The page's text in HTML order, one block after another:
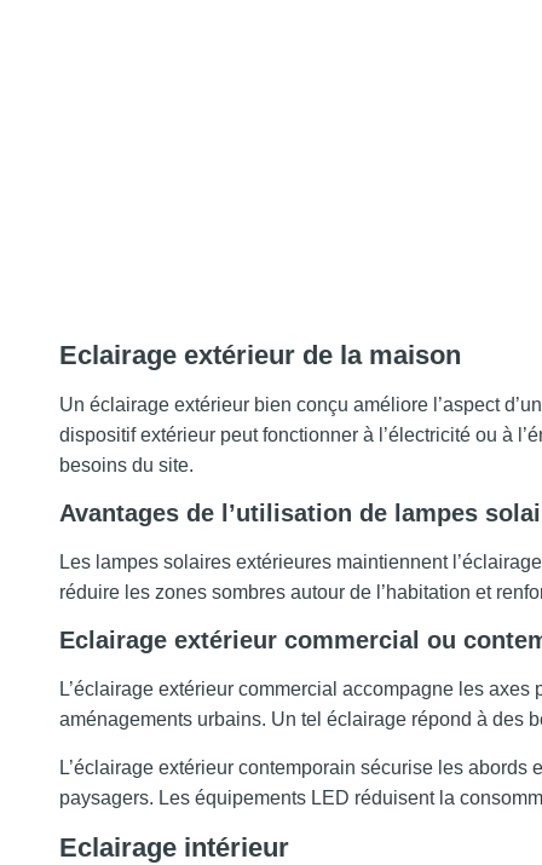
Eclairage extérieur de la maison
Un éclairage extérieur bien conçu améliore l’aspect
dispositif extérieur peut fonctionner à l’électricité ou à
besoins du site.
Avantages de l’utilisation de lampes
Les lampes solaires extérieures maintiennent
réduire les zones sombres autour de l’habitation et
Eclairage extérieur commercial ou
L’éclairage extérieur commercial accompagne les
aménagements urbains. Un tel éclairage répond à des
L’éclairage extérieur contemporain sécurise les
paysagers. Les équipements LED réduisent la
Eclairage intérieur